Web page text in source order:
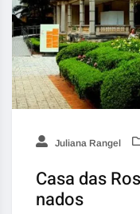
Juliana Rangel
Casa das
nados